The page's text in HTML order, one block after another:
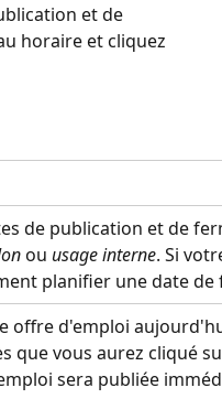
et de
horaire et cliquez
de publication et de
ou usage interne. Si
planifier une date
offre d'emploi
que vous aurez cliqué
sera publiée